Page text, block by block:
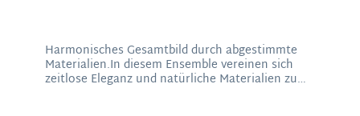
Harmonisches Gesamtbild durch abgestimmte
Materialien.In diesem Ensemble vereinen sich
zeitlose Eleganz und natürliche Materialien zu